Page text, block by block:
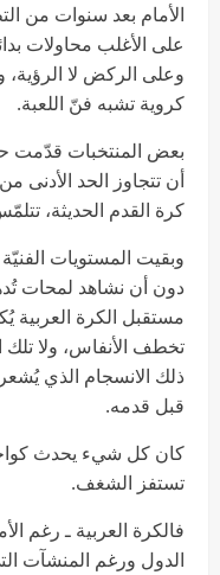
الأمام بعد سنوات من
على الأغلب محاولات
وعلى الركض لا
كروية تشبه فنّ اللعبة.
بعض المنتخبات قدّمت
أن تتجاوز الحد الأدنى
كرة القدم الحديثة،
وبقيت المستويات
دون أن نشاهد لمحات
مستقبل الكرة العربية
تخطف الأنفاس، ولا تلك
ذلك الانسجام الذي
قبل قدمه.
كان كل شيء يحدث
تستفز الشغف.
فالكرة العربية ـ رغم
الدول ورغم المنشآت